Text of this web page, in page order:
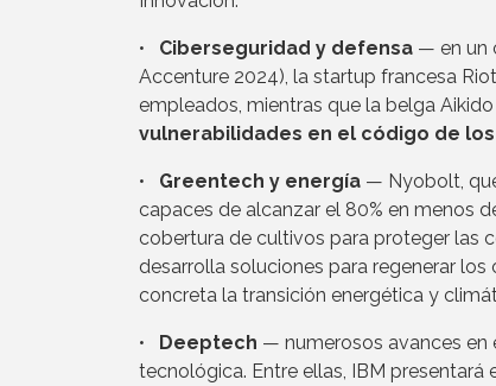
• Ciberseguridad y defensa — en un
Accenture 2024), la startup francesa
empleados, mientras que la belga
vulnerabilidades en el código de
• Greentech y energía — Nyobolt,
capaces de alcanzar el 80% en menos
cobertura de cultivos para proteger las
desarrolla soluciones para regenerar
concreta la transición energética y
• Deeptech — numerosos avances en
tecnológica. Entre ellas, IBM presentará